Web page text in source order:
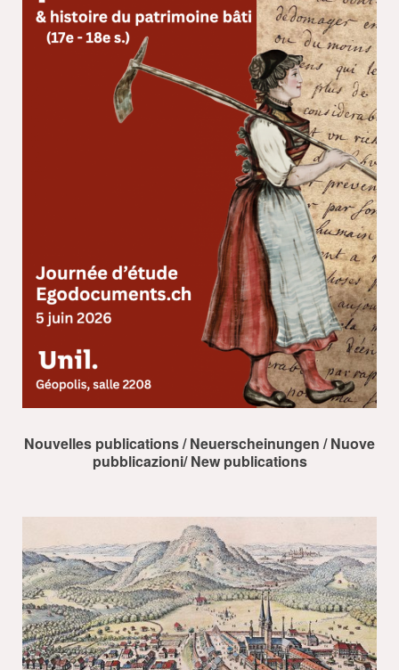
Nouvelles publications / Neuerscheinungen / Nuove
pubblicazioni/ New publications